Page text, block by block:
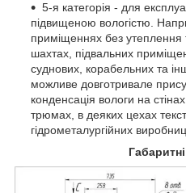
5-я категорія - для
підвищеною вологістю.
приміщеннях без утеплення
шахтах, підвальних
суднових, корабельних та
можливе довготривале
конденсація вологи на
трюмах, в деяких цехах
гідрометалургійних